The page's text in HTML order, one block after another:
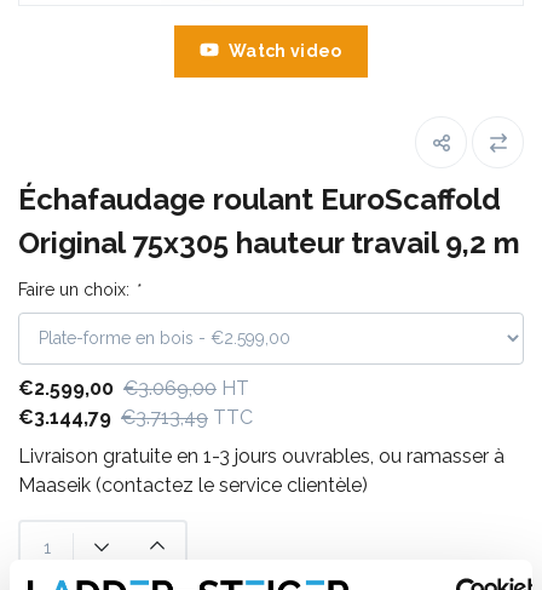
Watch video
Échafaudage roulant EuroScaffold
Original 75x305 hauteur travail 9,2 m
Faire un choix: *
€2.599,00 €3.069,00 HT
€3.144,79 €3.713,49 TTC
Livraison gratuite en 1-3 jours ouvrables, ou ramasser à
Maaseik (contactez le service clientèle)